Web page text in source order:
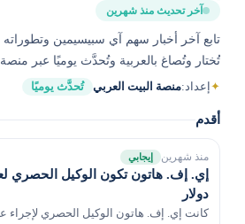
آخر تحديث منذ شهرين
تابع آخر أخبار سهم آي سبيسيمين وتطوراته
تُختار وتُصاغ بالعربية وتُحدَّث يوميًا عبر منصة
✦إعداد:منصة البيت العربي تُحدَّث يوميًا
أقدم
منذ شهرين إيجابي
إي. إف. هاتون تكون الوكيل الحصري
دولار